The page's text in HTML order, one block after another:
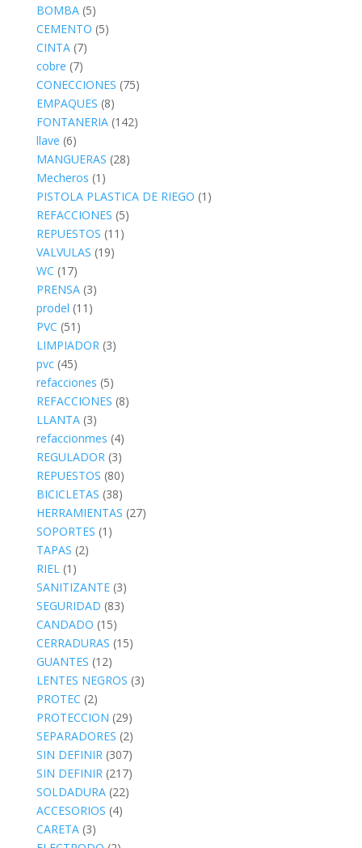
BOMBA (5)
CEMENTO (5)
CINTA (7)
cobre (7)
CONECCIONES (75)
EMPAQUES (8)
FONTANERIA (142)
llave (6)
MANGUERAS (28)
Mecheros (1)
PISTOLA PLASTICA DE RIEGO (1)
REFACCIONES (5)
REPUESTOS (11)
VALVULAS (19)
WC (17)
PRENSA (3)
prodel (11)
PVC (51)
LIMPIADOR (3)
pvc (45)
refacciones (5)
REFACCIONES (8)
LLANTA (3)
refaccionmes (4)
REGULADOR (3)
REPUESTOS (80)
BICICLETAS (38)
HERRAMIENTAS (27)
SOPORTES (1)
TAPAS (2)
RIEL (1)
SANITIZANTE (3)
SEGURIDAD (83)
CANDADO (15)
CERRADURAS (15)
GUANTES (12)
LENTES NEGROS (3)
PROTEC (2)
PROTECCION (29)
SEPARADORES (2)
SIN DEFINIR (307)
SIN DEFINIR (217)
SOLDADURA (22)
ACCESORIOS (4)
CARETA (3)